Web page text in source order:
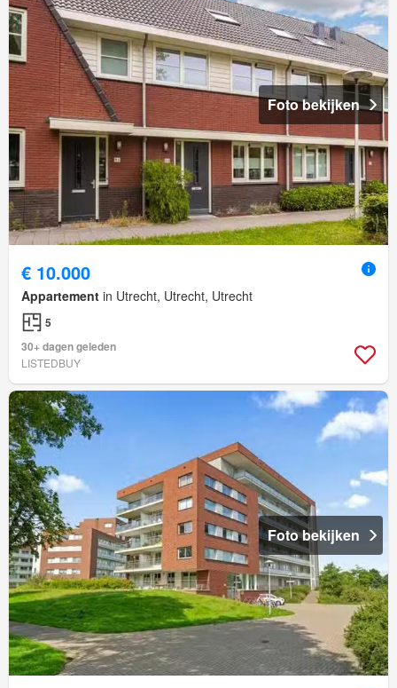
Foto bekijken
€ 10.000
Appartement in Utrecht, Utrecht, Utrecht
5
30+ dagen geleden
LISTEDBUY
Foto bekijken